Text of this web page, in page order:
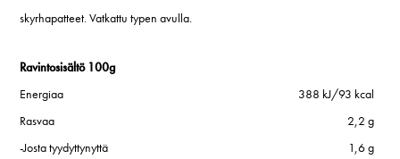
skyrhapatteet. Vatkattu typen avulla.
Ravintosisältö 100g
Energiaa
388 kJ/93 kcal
Rasvaa
-Josta tyydyttynyttä
2,2 g
1,6 g